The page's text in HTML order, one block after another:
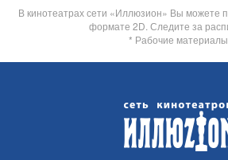
В кинотеатрах сети «Иллюзион» Вы можете
формате 2D. Следите за
* Рабочие материалы